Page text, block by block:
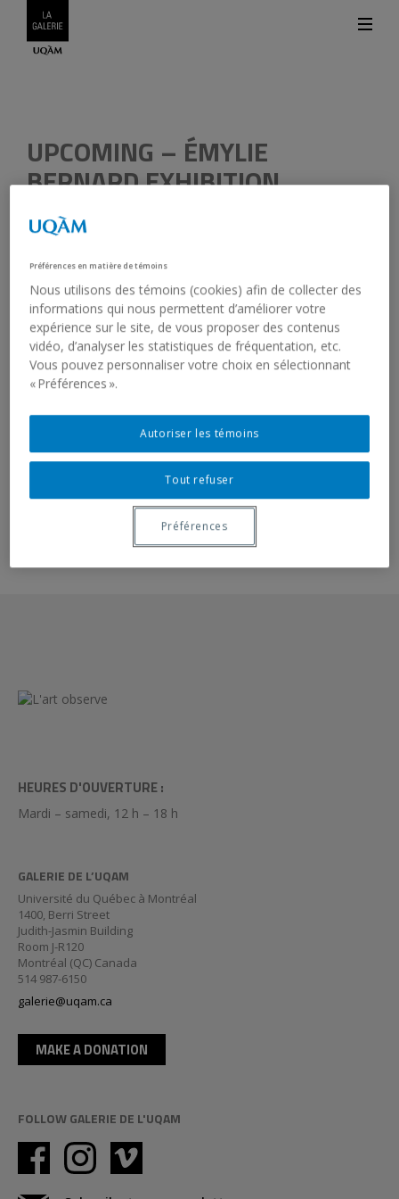
UPCOMING – ÉMYLIE
BERNARD EXHIBITION
January 27, 2022
The public is invited to discover the practice of
arts (MFA), UQAM. Through a variety of mediums, she
explores the anxiety that inhabits her by means of a
sensitive and benevolent approach. The artist transports us
into an introspective universe where anxiety and
vulnerability become vectors of creation.
Not to be missed!
February 11, 2022 – April 9, 2022
HEURES D'OUVERTURE :
Mardi – samedi, 12 h – 18 h
GALERIE DE L’UQAM
Université du Québec à Montréal
1400, Berri Street
Judith-Jasmin Building
Room J-R120
Montréal (QC) Canada
514 987-6150
galerie@uqam.ca
MAKE A DONATION
FOLLOW GALERIE DE L'UQAM
Préférences en matière de témoins
Nous utilisons des témoins (cookies) afin de collecter des
informations qui nous permettent d’améliorer votre
expérience sur le site, de vous proposer des contenus
vidéo, d’analyser les statistiques de fréquentation, etc.
Vous pouvez personnaliser votre choix en sélectionnant
« Préférences ».
Tout refuser
Autoriser les témoins
Préférences